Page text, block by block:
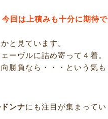
回は上積みも十分に期待
と見ています。
ーヴルに詰め寄って４着。
勝負なら・・・という気
ンナにも注目が集まって